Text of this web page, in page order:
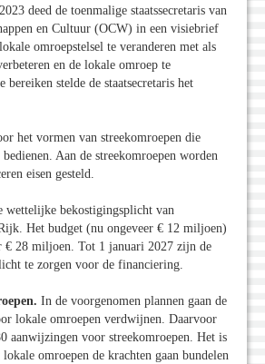
deed de toenmalige staatssecretaris van
en Cultuur (OCW) in een visiebrief
omroepstelsel te veranderen met als
en de lokale omroep te
bereiken stelde de staatsecretaris het
het vormen van streekomroepen die
bedienen. Aan de streekomroepen worden
eisen gesteld.
wettelijke bekostigingsplicht van
Het budget (nu ongeveer € 12 miljoen)
€ 28 miljoen. Tot 1 januari 2027 zijn de
te zorgen voor de financiering.
In de voorgenomen plannen gaan de
lokale omroepen verdwijnen. Daarvoor
aanwijzingen voor streekomroepen. Het is
omroepen de krachten gaan bundelen